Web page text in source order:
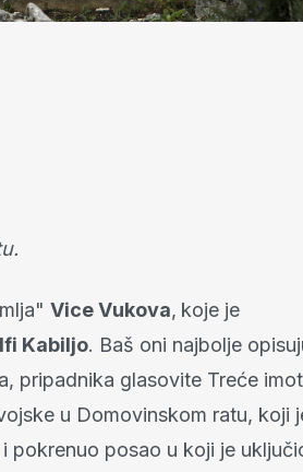
Vice Vukova, koje je
Kabiljo. Baš oni najbolje
pripadnika glasovite Treće
u Domovinskom ratu, koji
pokrenuo posao u koji je